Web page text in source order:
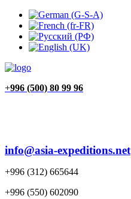
+996 (500) 80 99 96
info@asia-expeditions.net
+996 (312) 665644
+996 (550) 602090